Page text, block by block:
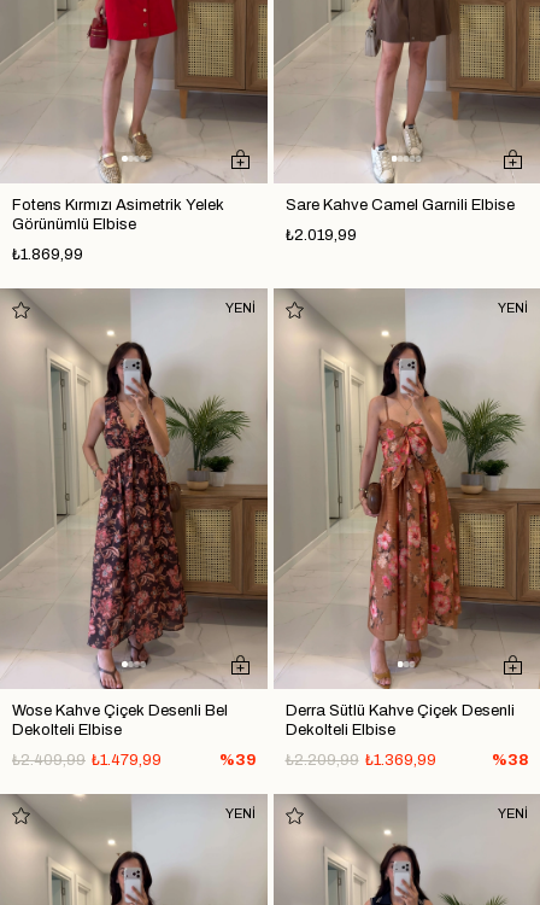
Fotens Kırmızı Asimetrik Yelek
Görünümlü Elbise
₺1.869,99
Sare Kahve Camel Garnili Elbise
₺2.019,99
Wose Kahve Çiçek Desenli Bel
Dekolteli Elbise
₺1.479,99
₺2.409,99 %39
YENİ
Derra Sütlü Kahve Çiçek Desenli
Dekolteli Elbise
₺1.369,99
₺2.209,99 %38
YENİ
YENİ YENİ